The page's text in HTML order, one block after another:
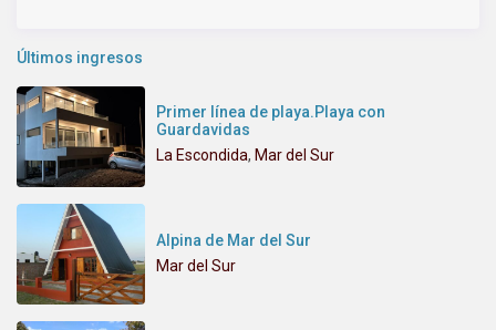
Últimos ingresos
Primer línea de playa.Playa con
Guardavidas
La Escondida, Mar del Sur
Alpina de Mar del Sur
Mar del Sur